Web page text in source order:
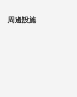
周邊設施